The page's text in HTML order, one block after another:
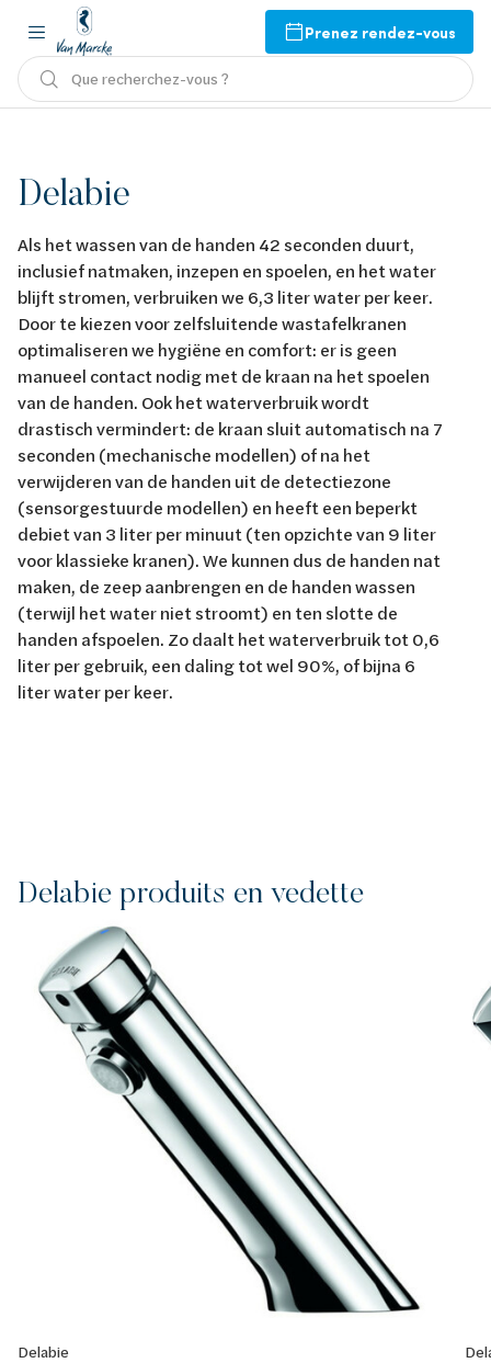
Prenez rendez-vous
Que recherchez-vous ?
Delabie
Als het wassen van de handen 42 seconden duurt,
inclusief natmaken, inzepen en spoelen, en het water
blijft stromen, verbruiken we 6,3 liter water per keer.
Door te kiezen voor zelfsluitende wastafelkranen
optimaliseren we hygiëne en comfort: er is geen
manueel contact nodig met de kraan na het spoelen
van de handen. Ook het waterverbruik wordt
drastisch vermindert: de kraan sluit automatisch na 7
seconden (mechanische modellen) of na het
verwijderen van de handen uit de detectiezone
(sensorgestuurde modellen) en heeft een beperkt
debiet van 3 liter per minuut (ten opzichte van 9 liter
voor klassieke kranen). We kunnen dus de handen nat
maken, de zeep aanbrengen en de handen wassen
(terwijl het water niet stroomt) en ten slotte de
handen afspoelen. Zo daalt het waterverbruik tot 0,6
liter per gebruik, een daling tot wel 90%, of bijna 6
liter water per keer.
Delabie produits en vedette
Delabie